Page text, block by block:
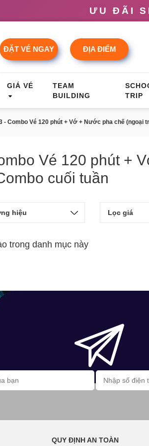
ƯU ĐÃI
ĐẶT VÉ NGAY ĐỊA ĐIỂM
GIÁ VÉ
TEAM
BUILDING
TRIP
- Combo Vé 120 phút + Vớ + Nước pha chế (ngoại
Vé 120 phút +
cuối tuần
hiệu Lọc giá
trong danh mục này
QUY ĐỊNH AN TOÀN